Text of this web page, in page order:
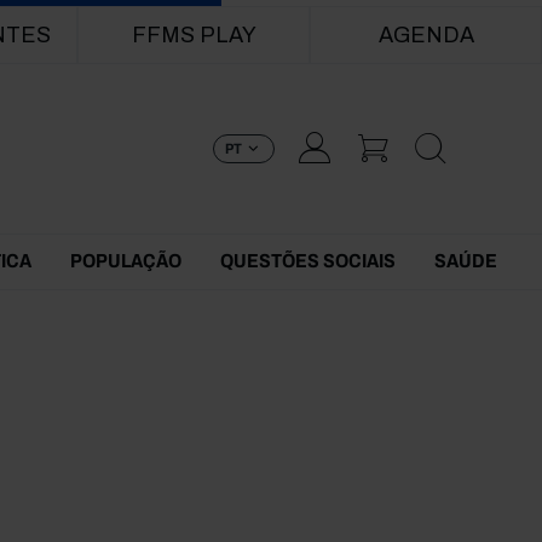
FFMS PLAY AGENDA
PT
POPULAÇÃO QUESTÕES SOCIAIS SAÚDE